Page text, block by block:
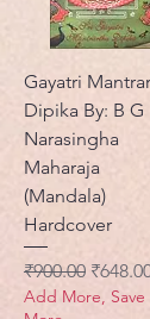
Gayatri
Dipika By: B G
Narasingha
Maharaja
(Mandala)
Hardcover
नियमित मूल्य
₹900.00 बिक्री
Add More, Save